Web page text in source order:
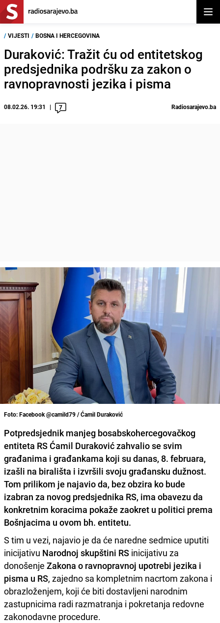
/ VIJESTI / BOSNA I HERCEGOVINA
Duraković: Tražit ću od entitetskog
predsjednika podršku za zakon o
ravnopravnosti jezika i pisma
08.02.26. 19:31 7 Radiosarajevo.ba
Foto: Facebook @camild79 / Ćamil Duraković
Potpredsjednik manjeg bosabskohercegovačkog
entiteta RS Ćamil Duraković zahvalio se svim
građanima i građankama koji su danas, 8. februara,
izašli na birališta i izvršili svoju građansku dužnost.
Tom prilikom je najavio da, bez obzira ko bude
izabran za novog predsjednika RS, ima obavezu da
konkretnim koracima pokaže zaokret u politici prema
Bošnjacima u ovom bh. entitetu.
S tim u vezi, najavio je da će naredne sedmice uputiti
inicijativu Narodnoj skupštini RS inicijativu za
donošenje Zakona o ravnopravnoj upotrebi jezika i
pisma u RS, zajedno sa kompletnim nacrtom zakona i
obrazloženjem, koji će biti dostavljeni narodnim
zastupnicima radi razmatranja i pokretanja redovne
zakonodavne procedure.